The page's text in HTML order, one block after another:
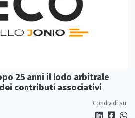
25 anni il lodo arbitrale
contributi associativi
Condividi su: